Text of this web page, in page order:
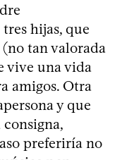
hijas, que
tan valorada
vive una vida
amigos. Otra
y que
preferiría no